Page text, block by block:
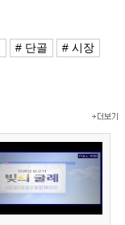
# 단골
# 시장